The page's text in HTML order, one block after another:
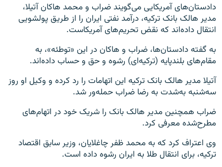
دادستان‌های آمریکایی می‌گویند ضراب و محمد هاکان آتیلا،
مدیر هالک بانک ترکیه، درآمد نفتی ایران را از طریق پولشویی
انتقال داده‌اند که نقض تحریم‌های آمریکاست.
به گفته دادستان‌ها، ضراب و هاکان در این «توطئه»، به
مقام‌های بلندپایه‌ (ترکیه‌ای) رشوه و حق و حساب داده‌اند.
آتیلا مدیر هالک بانک ترکیه این اتهامات را رد کرده و وکیل او روز
سه‌شنبه به‌شدت به رضا ضراب حمله‌ور شد.
ضراب همچنین مدیر هالک بانک را شریک خود در اتهام‌های
مطرح‌شده معرفی کرد.
وی اعتراف کرد که به محمد ظفر چاغلایان، وزیر سابق اقتصاد
ترکیه، برای انتقال طلا به ایران رشوه داده است.